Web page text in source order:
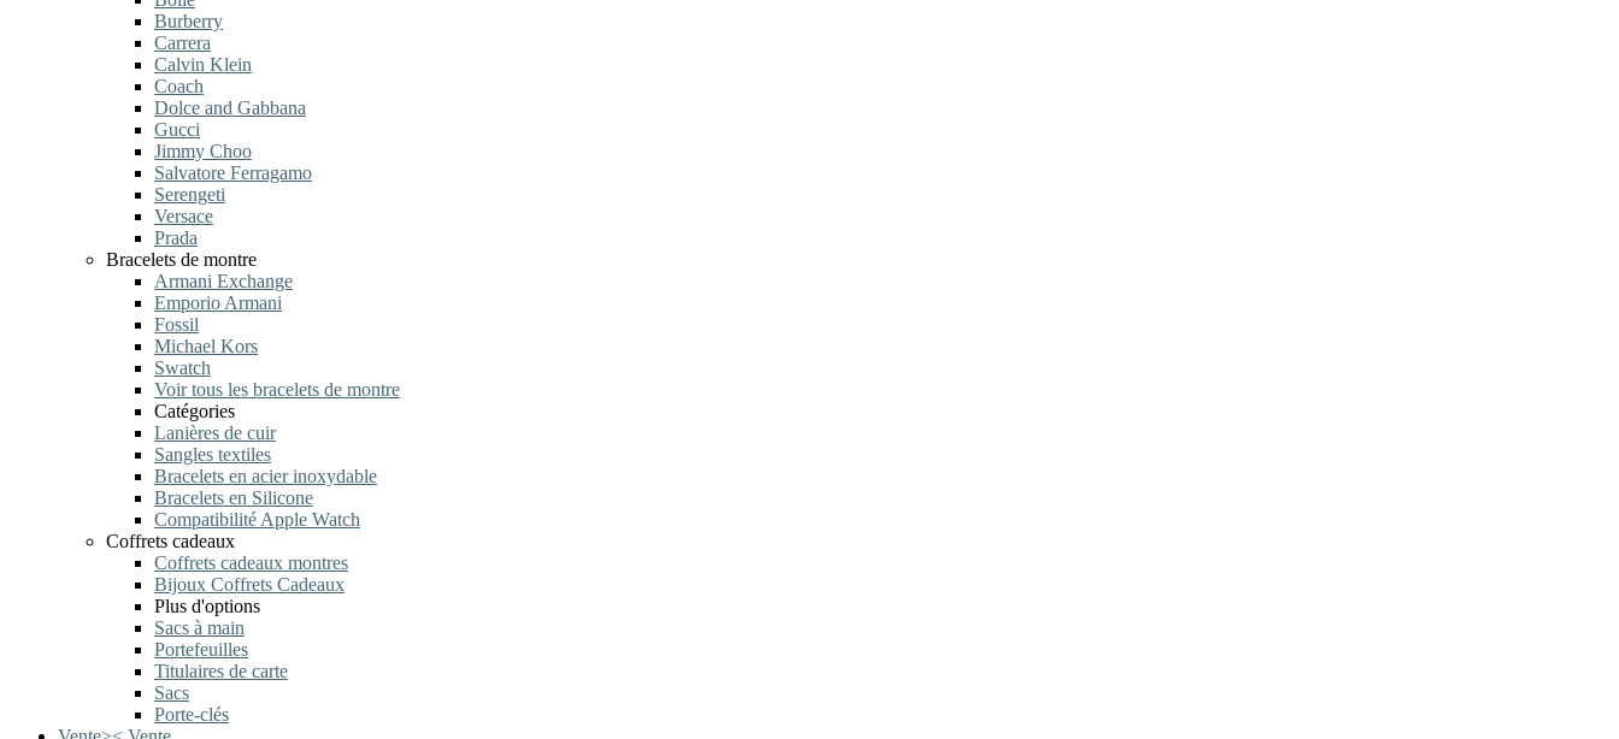
Burberry
Carrera
Calvin Klein
Coach
Dolce and Gabbana
Gucci
Jimmy Choo
Salvatore Ferragamo
Serengeti
Versace
Prada
Bracelets de montre
Armani Exchange
Emporio Armani
Fossil
Michael Kors
Swatch
Voir tous les bracelets de montre
Catégories
Lanières de cuir
Sangles textiles
Bracelets en acier inoxydable
Bracelets en Silicone
Compatibilité Apple Watch
Coffrets cadeaux
Coffrets cadeaux montres
Bijoux Coffrets Cadeaux
Plus d'options
Sacs à main
Portefeuilles
Titulaires de carte
Sacs
Porte-clés